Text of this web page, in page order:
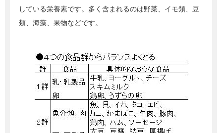
している栄養素です。多く含まれるのは野菜、イモ類、豆
類、海藻、果物などです。